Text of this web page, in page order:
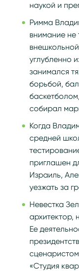
наукой и
Римма
внимание не
углубленно
занимался
борьбой,
собирал
Когда
средней
приглашен
Израиль,
уезжать за
Невестка
архитектор,
Ее
«Студия